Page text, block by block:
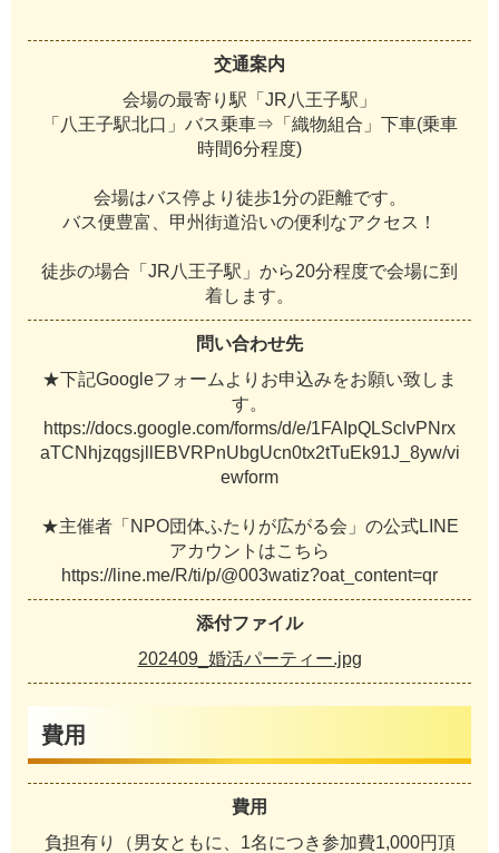
交通案内
会場の最寄り駅「JR八王子駅」
「八王子駅北口」バス乗車⇒「織物組合」下車(乗車
時間6分程度)
会場はバス停より徒歩1分の距離です。
バス便豊富、甲州街道沿いの便利なアクセス！
徒歩の場合「JR八王子駅」から20分程度で会場に到
着します。
問い合わせ先
★下記Googleフォームよりお申込みをお願い致しま
す。
https://docs.google.com/forms/d/e/1FAIpQLSclvPNrx
aTCNhjzqgsjllEBVRPnUbgUcn0tx2tTuEk91J_8yw/vi
ewform
★主催者「NPO団体ふたりが広がる会」の公式LINE
アカウントはこちら
https://line.me/R/ti/p/@003watiz?oat_content=qr
添付ファイル
202409_婚活パーティー.jpg
費用
費用
負担有り（男女ともに、1名につき参加費1,000円頂